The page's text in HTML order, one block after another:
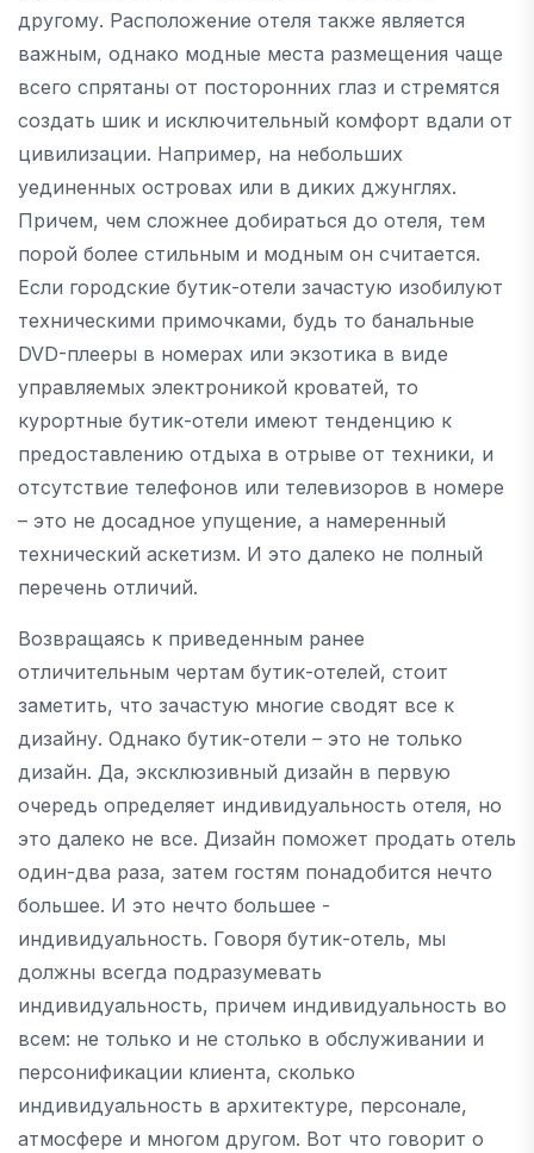
другому. Расположение отеля также является
важным, однако модные места размещения чаще
всего спрятаны от посторонних глаз и стремятся
создать шик и исключительный комфорт вдали от
цивилизации. Например, на небольших
уединенных островах или в диких джунглях.
Причем, чем сложнее добираться до отеля, тем
порой более стильным и модным он считается.
Если городские бутик-отели зачастую изобилуют
техническими примочками, будь то банальные
DVD-плееры в номерах или экзотика в виде
управляемых электроникой кроватей, то
курортные бутик-отели имеют тенденцию к
предоставлению отдыха в отрыве от техники, и
отсутствие телефонов или телевизоров в номере
– это не досадное упущение, а намеренный
технический аскетизм. И это далеко не полный
перечень отличий.
Возвращаясь к приведенным ранее
отличительным чертам бутик-отелей, стоит
заметить, что зачастую многие сводят все к
дизайну. Однако бутик-отели – это не только
дизайн. Да, эксклюзивный дизайн в первую
очередь определяет индивидуальность отеля, но
это далеко не все. Дизайн поможет продать отель
один-два раза, затем гостям понадобится нечто
большее. И это нечто большее -
индивидуальность. Говоря бутик-отель, мы
должны всегда подразумевать
индивидуальность, причем индивидуальность во
всем: не только и не столько в обслуживании и
персонификации клиента, сколько
индивидуальность в архитектуре, персонале,
атмосфере и многом другом. Вот что говорит о